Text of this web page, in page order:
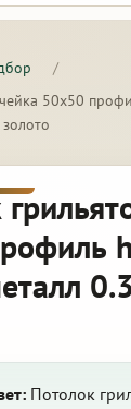
/
50х50
Потолок